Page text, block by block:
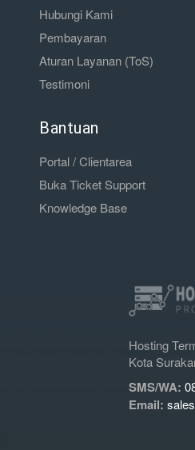
Hubungi Kami
Pembayaran
Aturan Layanan (ToS)
Testimoni
Bantuan
Portal / Clientarea
Buka Ticket Support
Knowledge Base
Hosting
Kota
SMS/WA:
Email: